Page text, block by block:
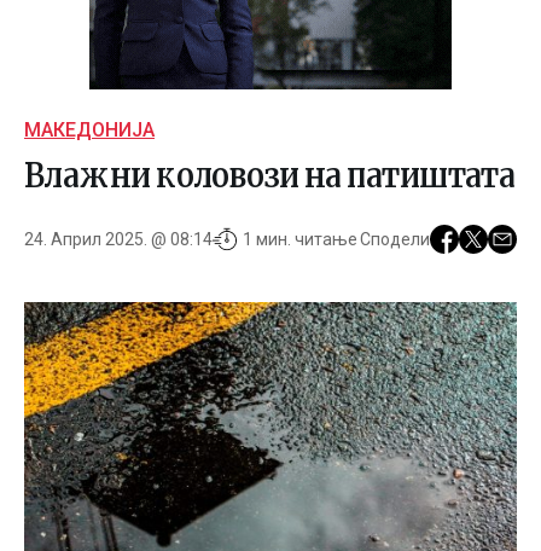
МАКЕДОНИЈА
Влажни коловози на патиштата
24. Април 2025. @ 08:14 1 мин. читањеСподели